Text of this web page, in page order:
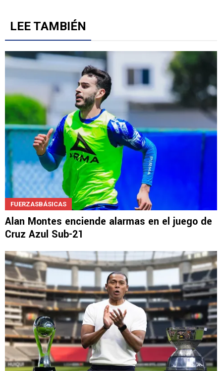
LEE TAMBIÉN
FUERZASBÁSICAS
Alan Montes enciende alarmas en el juego de
Cruz Azul Sub-21